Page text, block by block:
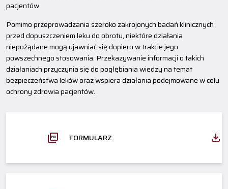
pacjentów.
Pomimo przeprowadzania szeroko zakrojonych badań klinicznych
przed dopuszczeniem leku do obrotu, niektóre działania
niepożądane mogą ujawniać się dopiero w trakcie jego
powszechnego stosowania. Przekazywanie informacji o takich
działaniach przyczynia się do pogłębiania wiedzy na temat
bezpieczeństwa leków oraz wspiera działania podejmowane w celu
ochrony zdrowia pacjentów.
FORMULARZ